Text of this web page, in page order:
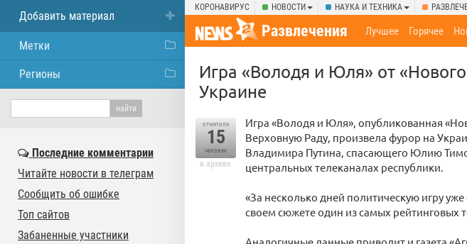
КОРОНАВИРУС НОВОСТИ НАУКА И ТЕХНИКА
Развлечения Лучшее Горячее
Игра «Володя и Юля» от
Украине
отметили
15
человек
в архиве
Игра «Володя и Юля», опубликованная
Верховную Раду, произвела фурор на
Владимира Путина, спасающего Юлию
центральных телеканалах республики.
«За несколько дней политическую игру
своем сюжете один из самых рейтинговых
Добавить материал
Метки
Регионы
Последние комментарии
Читайте новости в телеграм
Сообщить об ошибке
Топ сайтов
Забаненные участники